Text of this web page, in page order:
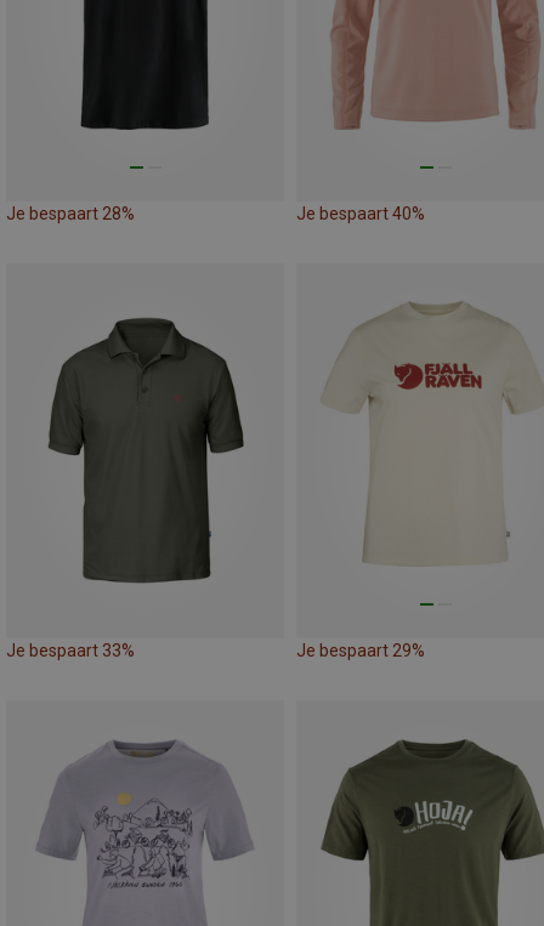
Je bespaart 28% Je bespaart 40%
Je bespaart 33% Je bespaart 29%